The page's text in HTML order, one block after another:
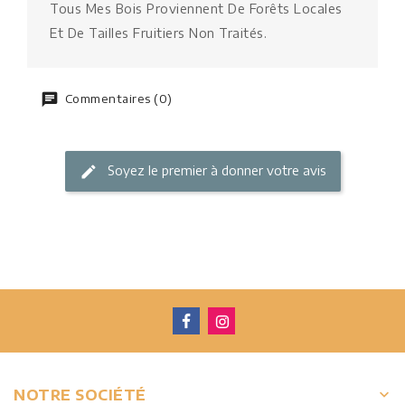
Tous Mes Bois Proviennent De Forêts Locales
Et De Tailles Fruitiers Non Traités.
Commentaires (0)
Soyez le premier à donner votre avis
NOTRE SOCIÉTÉ keyboard_arrow_down